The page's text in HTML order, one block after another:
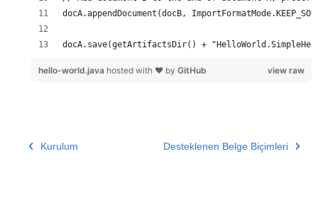
docA.save(getArtifactsDir() +
view raw
hello-world.java hosted with ❤ by GitHub
Kurulum Desteklenen Belge Biçimleri